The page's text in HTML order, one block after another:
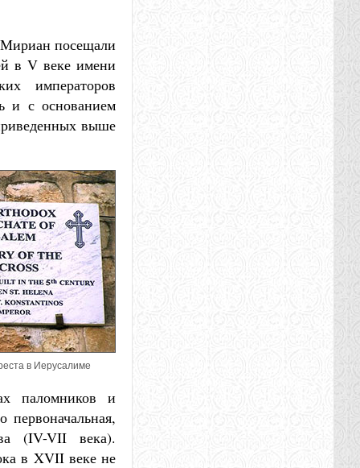
Мириан посещали
в V веке имени
императоров
и с основанием
выше
в Иерусалиме
паломников и
(IV-VII века).
в XVII веке не